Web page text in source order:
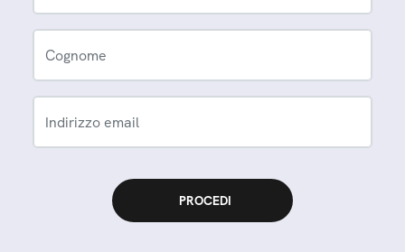
Cognome
Indirizzo email